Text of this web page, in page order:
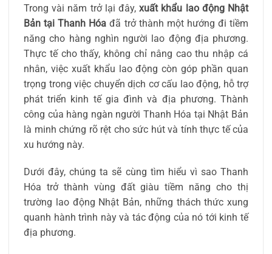
Trong vài năm trở lại đây,xuất khẩu lao động Nhật
Bản tại Thanh Hóa đã trở thành một hướng đi tiềm
năng cho hàng nghìn người lao động địa phương.
Thực tế cho thấy, không chỉ nâng cao thu nhập cá
nhân, việc xuất khẩu lao động còn góp phần quan
trọng trong việc chuyển dịch cơ cấu lao động, hỗ trợ
phát triển kinh tế gia đình và địa phương. Thành
công của hàng ngàn người Thanh Hóa tại Nhật Bản
là minh chứng rõ rệt cho sức hút và tính thực tế của
xu hướng này.
Dưới đây, chúng ta sẽ cùng tìm hiểu vì sao Thanh
Hóa trở thành vùng đất giàu tiềm năng cho thị
trường lao động Nhật Bản, những thách thức xung
quanh hành trình này và tác động của nó tới kinh tế
địa phương.